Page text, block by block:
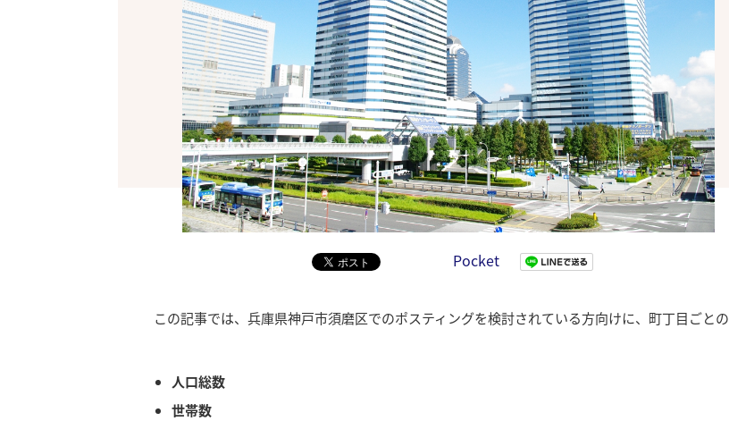
Pocket
この記事では、兵庫県神戸市須磨区でのポスティングを検討されている方向けに、町丁目ごとの
人口総数
世帯数